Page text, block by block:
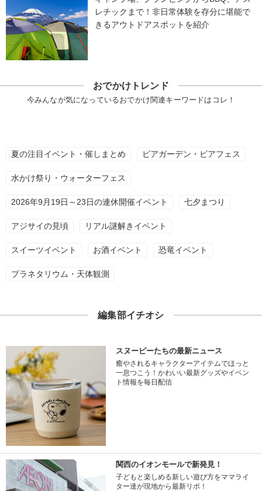
レチックまで！非日常体験を存分に堪能で
きるアウトドアスポットを紹介
おでかけトレンド
今みんなが気になっているおでかけ関連キーワードはコレ！
夏の注目イベント・催しまとめ ビアガーデン・ビアフェス
水かけ祭り・ウォーターフェス
2026年9月19日～23日の連休開催イベント 七夕まつり
アジサイの見頃 リアル謎解きイベント
スイーツイベント お酒イベント 恐竜イベント
プラネタリウム・天体観測
編集部イチオシ
スヌーピーたちの最新ニュース
癒やされるキャラクターアイテムでほっと
一息つこう！かわいい最新グッズやイベン
ト情報を毎日配信
関西のイオンモールで新発見！
子どもと楽しめる新しい遊び方をママライ
ター達が現地から最新リポ！